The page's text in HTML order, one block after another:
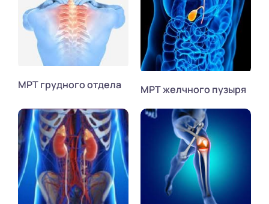
МРТ грудного отдела МРТ желчного пузыря